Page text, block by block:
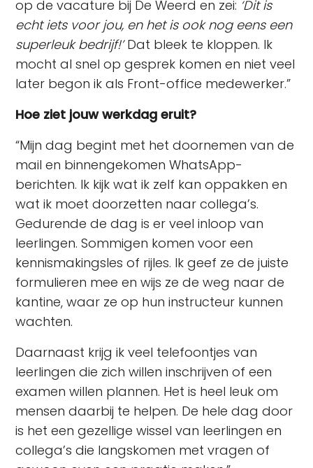
op de vacature bij De Weerd en zei: ‘Dit is
echt iets voor jou, en het is ook nog eens een
superleuk bedrijf!’Dat bleek te kloppen. Ik
mocht al snel op gesprek komen en niet veel
later begon ik als Front-office medewerker.”
Hoe ziet jouw werkdag eruit?
“Mijn dag begint met het doornemen van de
mail en binnengekomen WhatsApp-
berichten. Ik kijk wat ik zelf kan oppakken en
wat ik moet doorzetten naar collega’s.
Gedurende de dag is er veel inloop van
leerlingen. Sommigen komen voor een
kennismakingsles of rijles. Ik geef ze de juiste
formulieren mee en wijs ze de weg naar de
kantine, waar ze op hun instructeur kunnen
wachten.
Daarnaast krijg ik veel telefoontjes van
leerlingen die zich willen inschrijven of een
examen willen plannen. Het is heel leuk om
mensen daarbij te helpen. De hele dag door
is het een gezellige wissel van leerlingen en
collega’s die langskomen met vragen of